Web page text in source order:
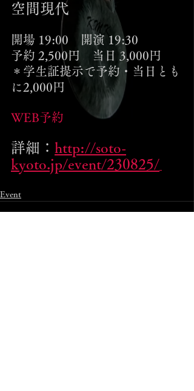
空間現代
開場 19:00　開演 19:30
予約 2,500円　当日 3,000円
＊学生証提示で予約・当日とも
に2,000円
WEB予約
詳細： http://soto-
kyoto.jp/event/230825/
Event